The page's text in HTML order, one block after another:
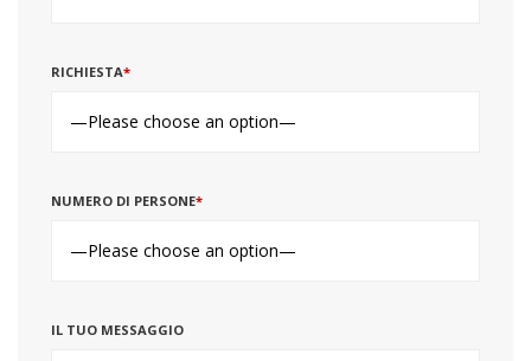
RICHIESTA*
NUMERO DI PERSONE*
IL TUO MESSAGGIO